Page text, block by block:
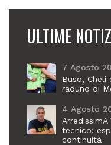
ULTIME
7 Agosto
Buso, Cheli
raduno di
4 Agosto
tecnico:
continuità